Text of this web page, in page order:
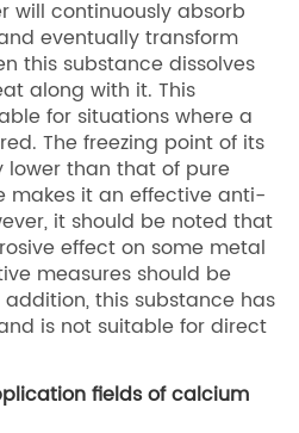
will continuously absorb
eventually transform
this substance dissolves
along with it. This
for situations where a
The freezing point of its
lower than that of pure
makes it an effective anti-
it should be noted that
effect on some metal
measures should be
this substance has
is not suitable for direct
fields of calcium